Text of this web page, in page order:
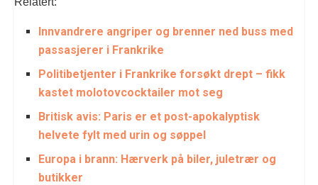
Innvandrere angriper og brenner ned buss med
passasjerer i Frankrike
Politibetjenter i Frankrike forsøkt drept – fikk
kastet molotovcocktailer mot seg
Britisk avis: Paris er et post-apokalyptisk
helvete fylt med urin og søppel
Europa i brann: Hærverk på biler, juletrær og
butikker